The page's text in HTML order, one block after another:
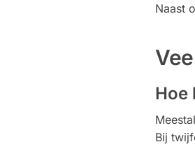
Naast
Hoe
Bij